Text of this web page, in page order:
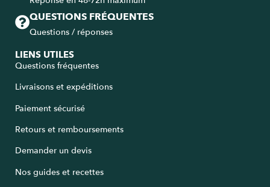
QUESTIONS FRÉQUENTES
Questions / réponses
LIENS UTILES
Questions fréquentes
Livraisons et expéditions
Paiement sécurisé
Retours et remboursements
Demander un devis
Nos guides et recettes